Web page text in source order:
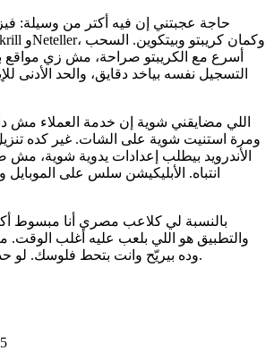
حاجة عجبتني إن فيه أكتر من وسيلة:
أسرع مع الكريبتو صراحة، مش زي مواقع
التسجيل نفسه بياخد دقايق، والحد الأدنى
اللي مضايقني شوية إن خدمة العملاء مش
ومرة استنيت شوية على الشات. غير كده
الأندرويد بيطلب إعدادات يدوية شوية،
انتباه. الأبليكيشن سلس على الموبايل
بالنسبة لي كلاعب مصري أنا مبسوط
والتطبيق هو اللي بلعب عليه أغلب
وده بيريّح وانت بتحط فلوسك. لو حد جرّبه يشاركنا.